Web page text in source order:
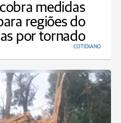
medidas
regiões do
por tornado
COTIDIANO